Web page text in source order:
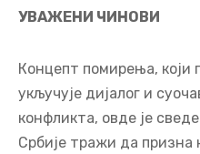
УВАЖЕНИ ЧИНОВИ
Концепт помирења, који
укључује дијалог и
конфликта, овде је
Србије тражи да призна